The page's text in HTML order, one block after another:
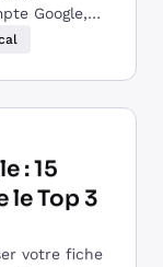
Google,
Gratuit,
: 15
Top 3
votre fiche